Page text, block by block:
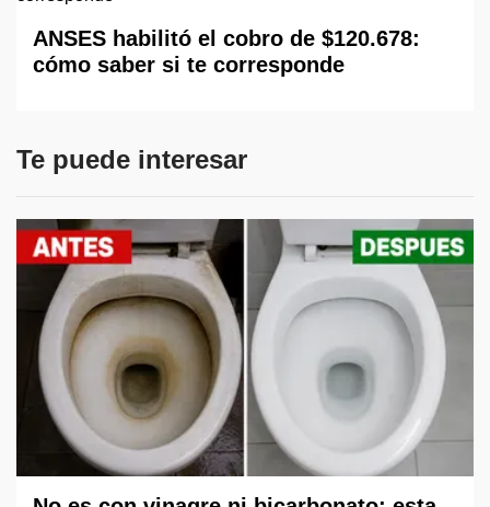
ANSES habilitó el cobro de $120.678:
cómo saber si te corresponde
Te puede interesar